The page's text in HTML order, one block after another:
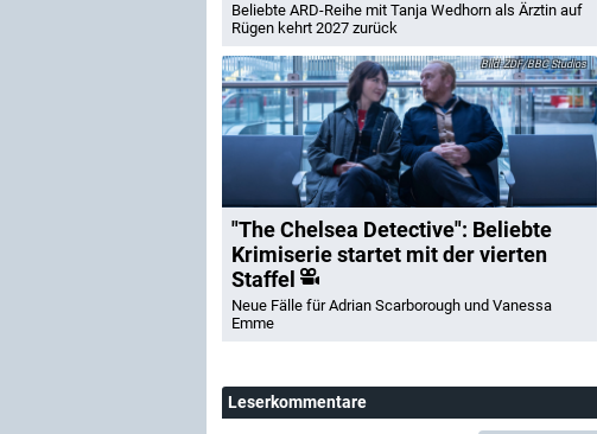
Beliebte ARD-Reihe mit Tanja Wedhorn als Ärztin auf
Rügen kehrt 2027 zurück
ZDF/BBC Studios
"The Chelsea Detective": Beliebte
Krimiserie startet mit der vierten
Staffel
Neue Fälle für Adrian Scarborough und Vanessa
Emme
Leserkommentare